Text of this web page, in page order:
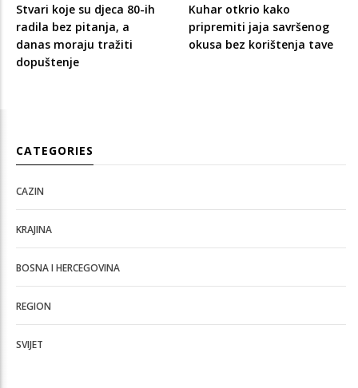
Stvari koje su djeca 80-ih
radila bez pitanja, a
danas moraju tražiti
dopuštenje
Kuhar otkrio kako
pripremiti jaja savršenog
okusa bez korištenja tave
CATEGORIES
CAZIN
KRAJINA
BOSNA I HERCEGOVINA
REGION
SVIJET